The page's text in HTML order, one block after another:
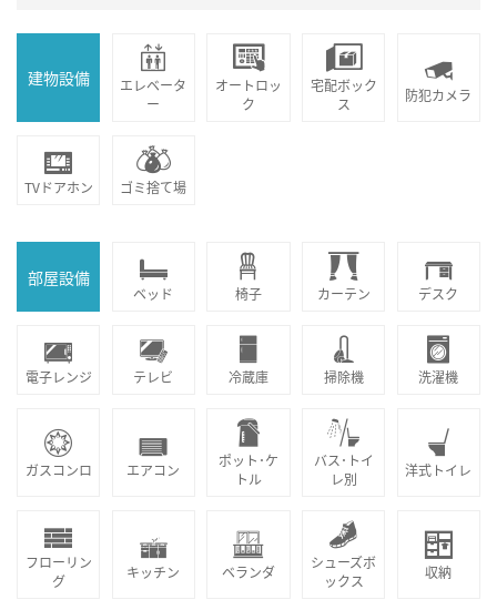
建物設備
エレベータ
ー
オートロッ
ク
宅配ボック
ス
防犯カメラ
TVドアホン ゴミ捨て場
部屋設備
ベッド 椅子 カーテン デスク
電子レンジ テレビ 冷蔵庫 掃除機 洗濯機
ガスコンロ エアコン
ポット･ケ
トル
バス･トイ
レ別
洋式トイレ
フローリン
グ
キッチン ベランダ
シューズボ
ックス
収納